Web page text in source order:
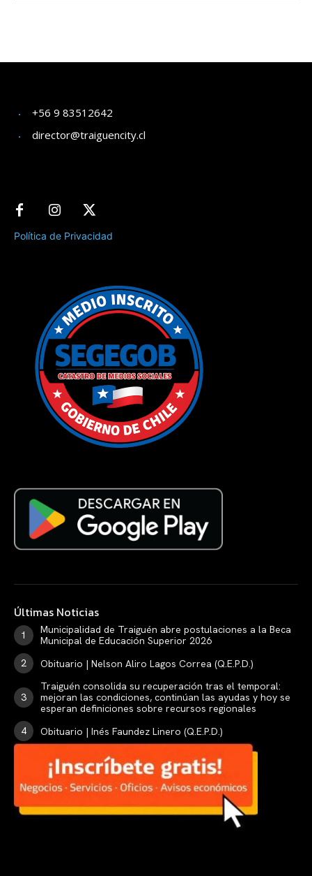
+56 9 83512642
director@traiguencity.cl
Política de Privacidad
Últimas Noticias
Municipalidad de Traiguén abre postulaciones a la Beca
Municipal de Educación Superior 2026
Obituario | Nelson Aliro Lagos Correa (Q.E.P.D.)
Traiguén consolida su recuperación tras el temporal:
mejoran las condiciones, continúan las ayudas y hoy se
esperan definiciones sobre recursos regionales
Obituario | Inés Faundez Linero (Q.E.P.D.)